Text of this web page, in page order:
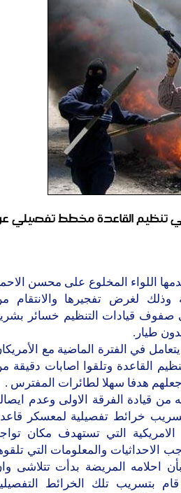
في تنظيم القاعدة مخطط تفصيلي
اللواء المخلوع على محسن
وذلك لغرض تفجيرها والانتقام
في صفوف قيادات التنظيم خسائر
طيار.
في الفترة الماضية مع
القاعدة وتلقوا اصابات دقيقة
هدفا سهلا لطائرات المفترس .
قيادة الفرقة الاولى وعدم
خرائط تفصيلية لمعسكر
التي تستهدف مكان
الاحداثيات والمعلومات التي
احلامه المريضة بدأت تتلاشى
قام بتسريب تلك الخرائط